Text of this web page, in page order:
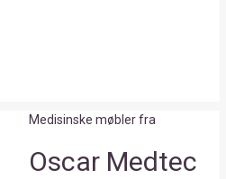
Medisinske møbler fra
Oscar Medtec